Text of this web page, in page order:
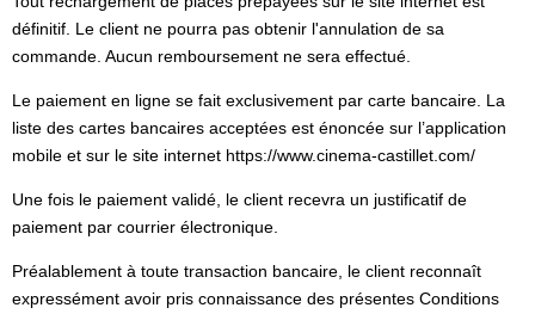
définitif. Le client ne pourra pas obtenir l'annulation de sa
commande. Aucun remboursement ne sera effectué.
Le paiement en ligne se fait exclusivement par carte bancaire. La
liste des cartes bancaires acceptées est énoncée sur l’application
mobile et sur le site internet https://www.cinema-castillet.com/
Une fois le paiement validé, le client recevra un justificatif de
paiement par courrier électronique.
Préalablement à toute transaction bancaire, le client reconnaît
expressément avoir pris connaissance des présentes Conditions